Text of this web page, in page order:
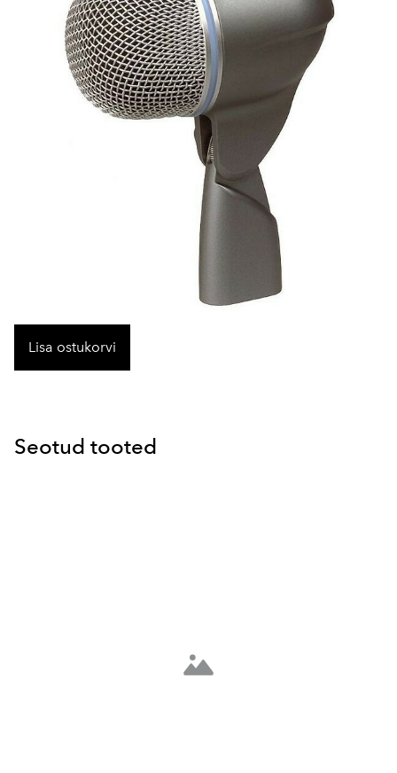
Lisa ostukorvi
Seotud tooted